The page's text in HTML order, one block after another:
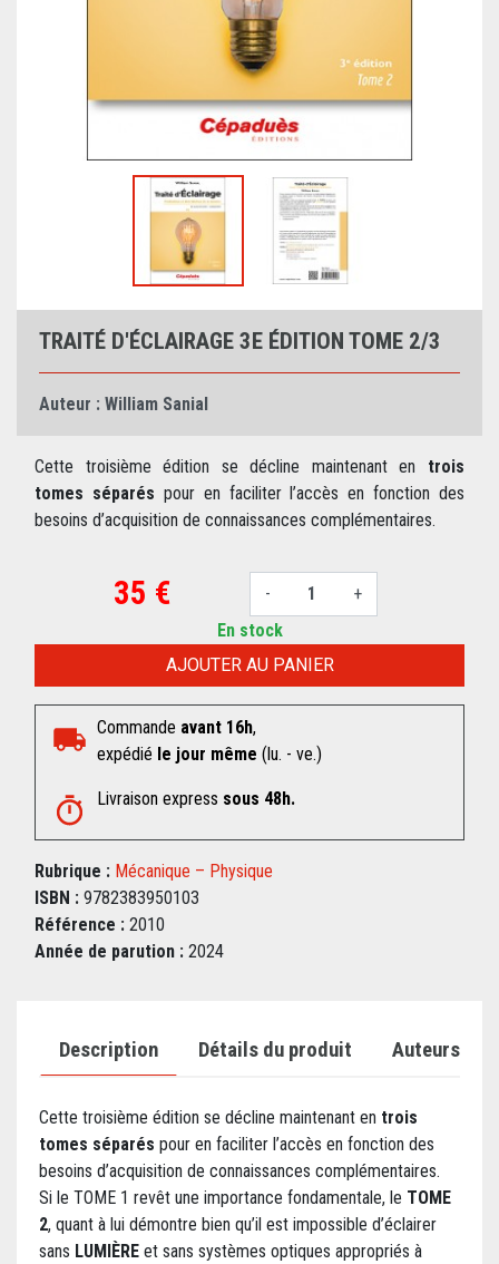
TRAITÉ D'ÉCLAIRAGE 3E ÉDITION TOME 2/3
Auteur : William Sanial
Cette troisième édition se décline maintenant en trois
tomes séparés pour en faciliter l’accès en fonction des
besoins d’acquisition de connaissances complémentaires.
35 € - +
AJOUTER AU PANIER
En stock
Commande avant 16h,
expédié le jour même (lu. - ve.)
Livraison express sous 48h.
Rubrique : Mécanique – Physique
ISBN : 9782383950103
Référence : 2010
Année de parution : 2024
Description Détails du produit Auteurs
Cette troisième édition se décline maintenant en trois
tomes séparés pour en faciliter l’accès en fonction des
besoins d’acquisition de connaissances complémentaires.
Si le TOME 1 revêt une importance fondamentale, le TOME
2, quant à lui démontre bien qu’il est impossible d’éclairer
sans LUMIÈRE et sans systèmes optiques appropriés à